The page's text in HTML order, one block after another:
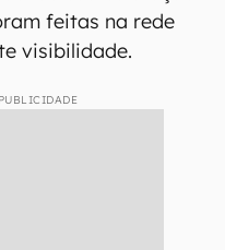
feitas na rede
visibilidade.